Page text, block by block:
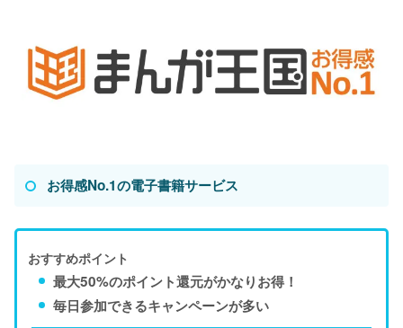
お得感No.1の電子書籍サービス
おすすめポイント
最大50%のポイント還元がかなりお得！
毎日参加できるキャンペーンが多い